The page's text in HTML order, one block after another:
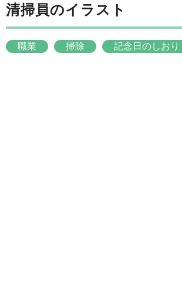
清掃員のイラスト
職業 掃除 記念日のしおり